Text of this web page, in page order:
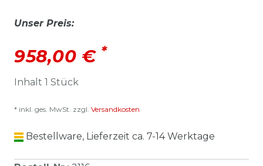
Unser Preis:
958,00 € *
Inhalt 1 Stück
* inkl. ges. MwSt. zzgl. Versandkosten
Bestellware, Lieferzeit ca. 7-14 Werktage